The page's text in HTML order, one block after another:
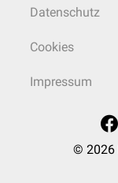
Datenschutz
Cookies
Impressum
© 2026